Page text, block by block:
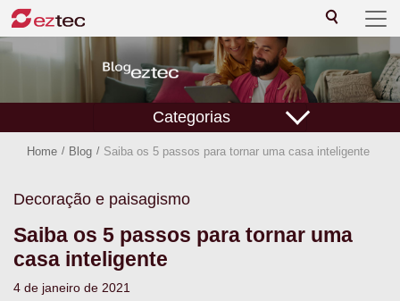
Categorias
Home / Blog / Saiba os 5 passos para tornar uma casa inteligente
Decoração e paisagismo
Saiba os 5 passos para tornar uma
casa inteligente
4 de janeiro de 2021